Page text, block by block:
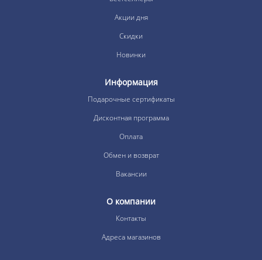
Акции дня
Скидки
Новинки
Информация
Подарочные сертификаты
Дисконтная программа
Оплата
Обмен и возврат
Вакансии
О компании
Контакты
Адреса магазинов